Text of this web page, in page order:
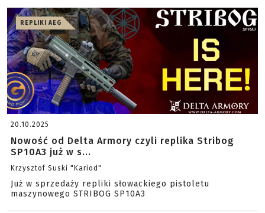
REPLIKI AEG
20.10.2025
Nowość od Delta Armory czyli replika Stribog
SP10A3 już w s...
Krzysztof Suski "Kariod"
Już w sprzedaży repliki słowackiego pistoletu
maszynowego STRIBOG SP10A3